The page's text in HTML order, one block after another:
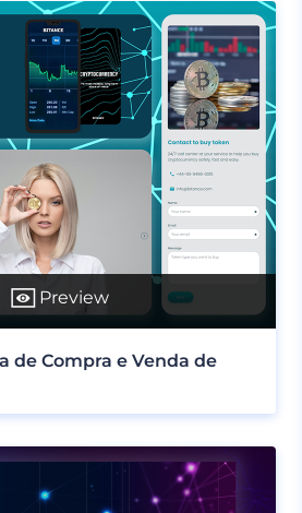
Preview
de Compra e Venda de